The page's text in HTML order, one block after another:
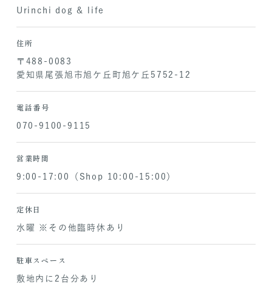
Urinchi dog & life
住所
〒488-0083
愛知県尾張旭市旭ケ丘町旭ケ丘5752-12
電話番号
070-9100-9115
営業時間
9:00-17:00（Shop 10:00-15:00）
定休日
水曜 ※その他臨時休あり
駐車スペース
敷地内に2台分あり